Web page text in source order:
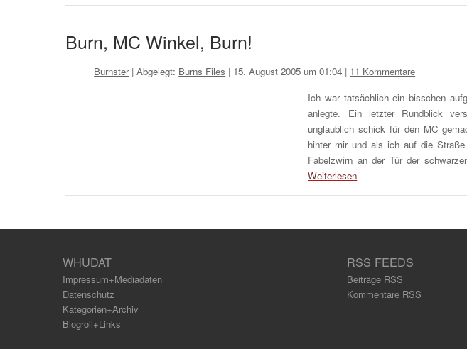
Burn, MC Winkel, Burn!
Burnster| Abgelegt: Burns Files | 15. August 2005 um 01:04 | 11 Kommentare
Ich war tatsächlich ein bisschen
anlegte. Ein letzter Rundblick
unglaublich schick für den MC
hinter mir und als ich auf die
Fabelzwirn an der Tür der
Weiterlesen
WHUDAT
Impressum+Mediadaten
Datenschutz
Kategorien+Archiv
Blogroll+Links
RSS FEEDS
Beiträge RSS
Kommentare RSS